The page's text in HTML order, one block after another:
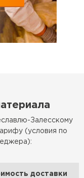
Залесскому
(условия по
доставки